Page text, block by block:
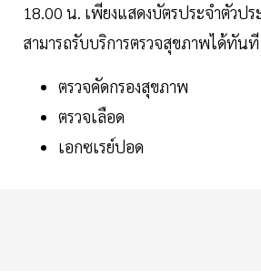
18.00 น. เพียงแสดงบัตรประจำตัวปร
สามารถรับบริการตรวจสุขภาพได้ทัน
ตรวจคัดกรองสุขภาพ
ตรวจเลือด
เอกซเรย์ปอด